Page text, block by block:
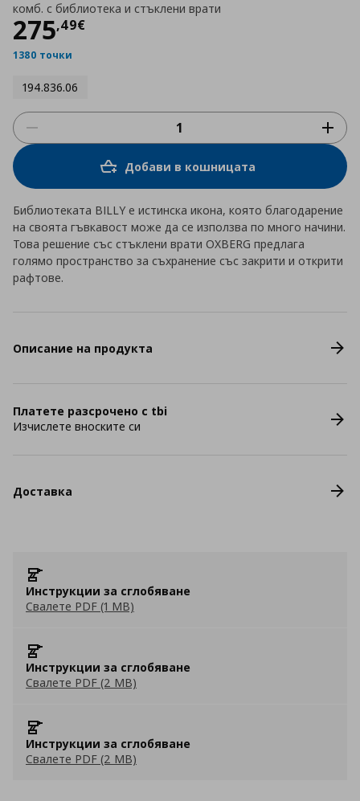
комб. с библиотека и стъклени врати
275,49€
Цена
1380 точки
194.836.06
Добави в кошницата
Библиотеката BILLY е истинска икона, която благодарение
на своята гъвкавост може да се използва по много начини.
Това решение със стъклени врати OXBERG предлага
голямо пространство за съхранение със закрити и открити
рафтове.
Описание на продукта
Платете разсрочено с tbi
Изчислете вноските си
Доставка
Инструкции за сглобяване
Свалете PDF (1 MB)
Инструкции за сглобяване
Свалете PDF (2 MB)
Инструкции за сглобяване
Свалете PDF (2 MB)